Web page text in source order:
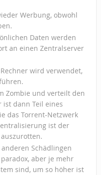
Werbung, obwohl
Daten werden
an einen Zentralserver
wird verwendet,
Zombie und verteilt den
ist dann Teil eines
das Torrent-Netzwerk
ist der
Schädlingen
aber je mehr
sind, um so höher ist